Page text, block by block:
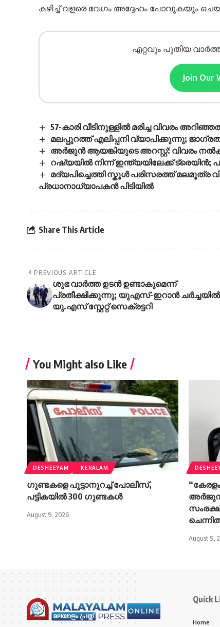
കഴിച്ച് വളരെ വേഗം അദ്ദേഹം പോവുകയും
എറ്റവും പുതിയ
Join Our
57-കാരി വീടിനുള്ളിൽ മരിച്ച വിവരം
മലപ്പുറത്ത് എലിപ്പനി വ്യാപിക്കുന്നു;
അർജുൻ ആയങ്കിയുടെ അറസ്റ്റ്: വിവരം
റഷ്യയിൽ നിന്ന് ഇന്ത്യയിലേക്ക് ട്രെയിൻ;
മദ്യപിച്ചെത്തി സ്കൂൾ പരിസരത്ത് മലമൂത്ര
പ്രധാനാധ്യാപകൻ പിടിയിൽ
Share This Article
PREVIOUS ARTICLE
ശുഭ വാര്‍ത്ത ഉടന്‍ ഉണ്ടാകുമെന്ന്
പ്രതീക്ഷിക്കുന്നു; യുഎസ്-ഇറാന്‍ ചര്‍ച്ചയില്‍
യു.എസ് സ്റ്റേറ്റ് സെക്രട്ടറി
You Might also Like
DESHEEYAM KERALAM
ഗുണ്ടകളെ പൂട്ടാനുറച്ച് പോലീസ്,
പട്ടികയിൽ 300 ഗുണ്ടകൾ
August 9, 2026
അർജുൻ
August 9,
Quick
Home